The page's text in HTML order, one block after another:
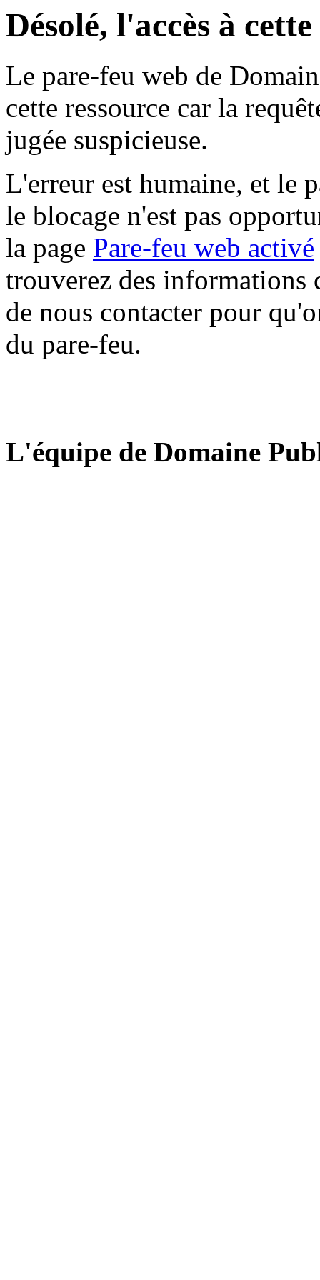
Désolé, l'accès à
Le pare-feu web de
cette ressource car la
jugée suspicieuse.
L'erreur est humaine, et le
le blocage n'est pas
la page Pare-feu web activé
trouverez des informations
de nous contacter pour
du pare-feu.
L'équipe de Domaine